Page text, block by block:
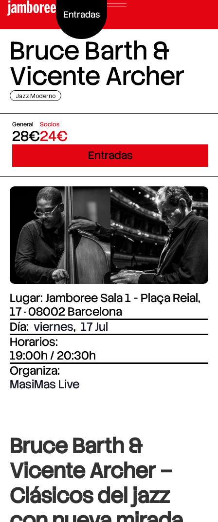
Entradas
Bruce Barth &
Vicente Archer
Jazz Moderno
General
28€
Socios
24€
Entradas
Lugar: Jamboree Sala 1 - Plaça Reial,
17 · 08002 Barcelona
Día: viernes, 17 Jul
Horarios:
19:00h / 20:30h
Organiza:
MasiMas Live
Bruce Barth &
Vicente Archer –
Clásicos del jazz